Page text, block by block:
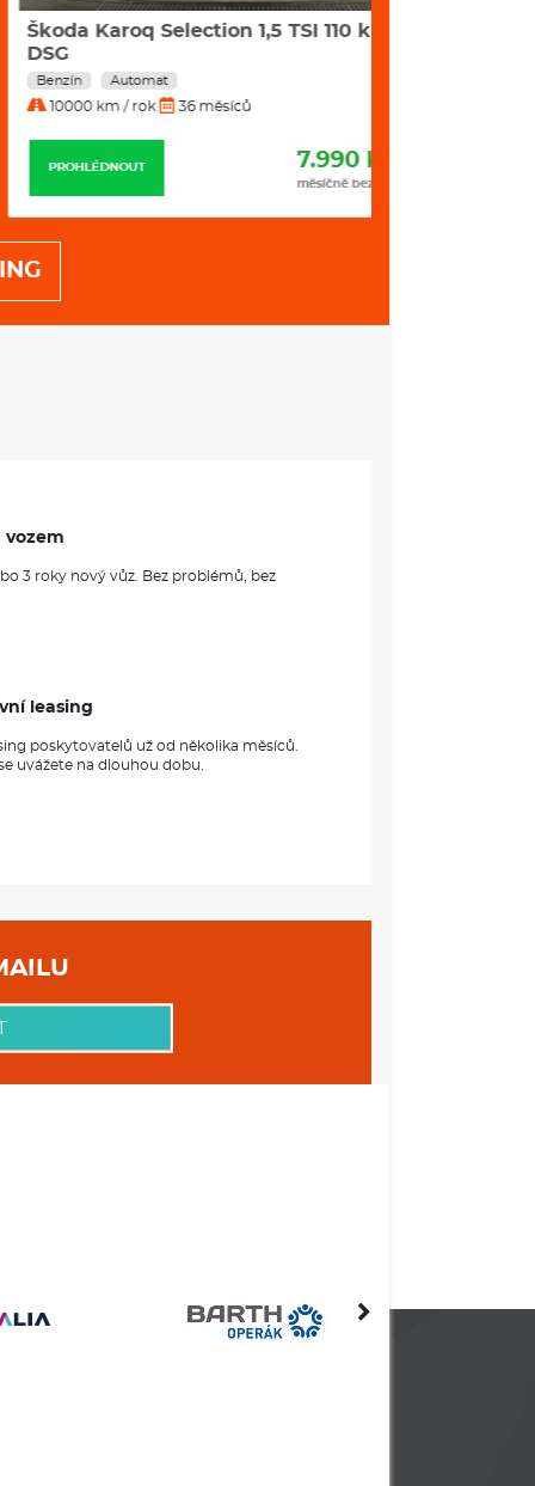
Karoq Selection 1,5 TSI 110 kW
Automat
10000 km / rok 36 měsíců
PROHLÉDNOUT 7.990 Kč
měsíčně bez DPH
vozem
3 roky nový vůz. Bez problémů, bez
leasing
poskytovatelů už od několika měsíců.
uvážete na dlouhou dobu.
EMAILU